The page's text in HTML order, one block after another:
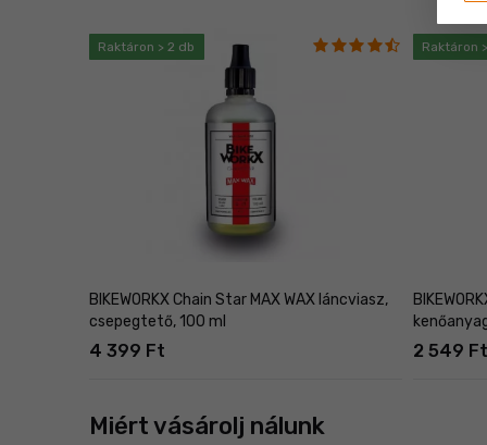
Raktáron > 2 db
BIKEWORKX Chain Star MAX WAX láncviasz,
csepegtető, 100 ml
4 399 Ft
Raktáron
2 549 Ft
Miért vásárolj nálunk